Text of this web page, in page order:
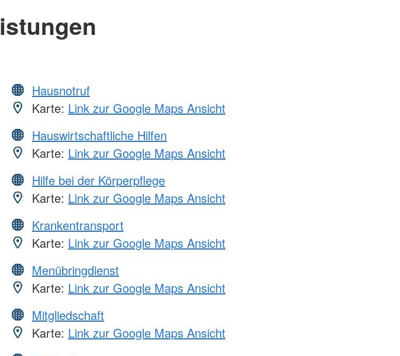
Hausnotruf
Karte: Link zur Google Maps Ansicht
Hauswirtschaftliche Hilfen
Karte: Link zur Google Maps Ansicht
Hilfe bei der Körperpflege
Karte: Link zur Google Maps Ansicht
Krankentransport
Karte: Link zur Google Maps Ansicht
Menübringdienst
Karte: Link zur Google Maps Ansicht
Mitgliedschaft
Karte: Link zur Google Maps Ansicht